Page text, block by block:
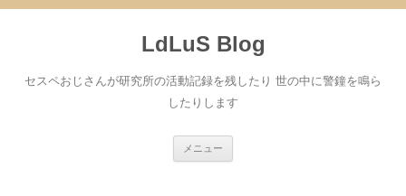
へ
ス
LdLuS Blog
セスペおじさんが研究所の活動記録を残したり 世の中に警鐘を鳴ら
したりします
メニュー